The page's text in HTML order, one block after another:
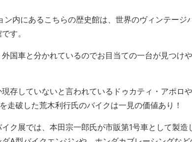
ン内にあるこちらの歴史館は、世界のヴィンテージ
す。
国車と分かれているのでお目当ての一台が見つけ
存していないと言われているドゥカティ・アポロ
走破した荒木利行氏のバイクは一見の価値あり！
ク展では、本田宗一郎氏が市販第1号車として製造